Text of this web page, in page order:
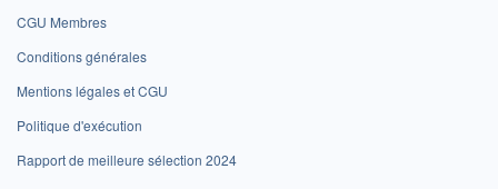
CGU Membres
Conditions générales
Mentions légales et CGU
Politique d'exécution
Rapport de meilleure sélection 2024